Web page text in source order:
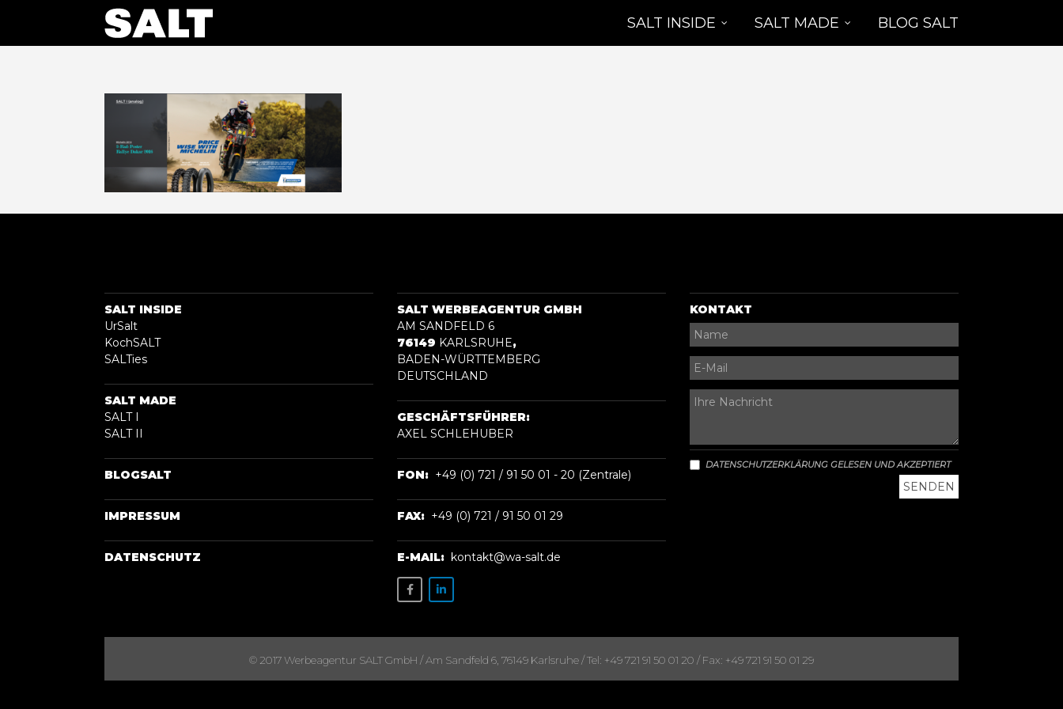
SALT INSIDE SALT MADE BLOG SALT
SALT INSIDE
UrSalt
KochSALT
SALTies
SALT MADE
SALT I
SALT II
BLOGSALT
IMPRESSUM
DATENSCHUTZ
SALT WERBEAGENTUR GMBH
AM SANDFELD 6
76149 KARLSRUHE,
BADEN-WÜRTTEMBERG
DEUTSCHLAND
GESCHÄFTSFÜHRER:
AXEL SCHLEHUBER
FON: +49 (0) 721 / 91 50 01 - 20 (Zentrale)
FAX: +49 (0) 721 / 91 50 01 29
E-MAIL: kontakt@wa-salt.de
KONTAKT
DATENSCHUTZERKLÄRUNG GELESEN UND AKZEPTIERT
© 2017 Werbeagentur SALT GmbH / Am Sandfeld 6, 76149 Karlsruhe / Tel: +49 721 91 50 01 20 / Fax: +49 721 91 50 01 29